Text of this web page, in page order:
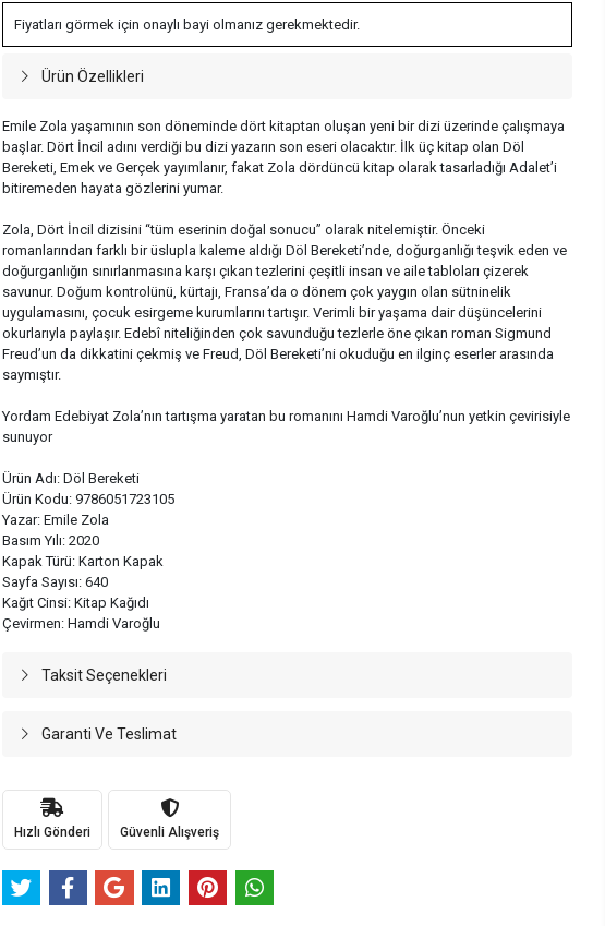
Fiyatları görmek için onaylı bayi olmanız gerekmektedir.
Ürün Özellikleri
Emile Zola yaşamının son döneminde dört kitaptan oluşan yeni bir dizi üzerinde çalışmaya
başlar. Dört İncil adını verdiği bu dizi yazarın son eseri olacaktır. İlk üç kitap olan Döl
Bereketi, Emek ve Gerçek yayımlanır, fakat Zola dördüncü kitap olarak tasarladığı Adalet’i
bitiremeden hayata gözlerini yumar.
Zola, Dört İncil dizisini “tüm eserinin doğal sonucu” olarak nitelemiştir. Önceki
romanlarından farklı bir üslupla kaleme aldığı Döl Bereketi’nde, doğurganlığı teşvik eden ve
doğurganlığın sınırlanmasına karşı çıkan tezlerini çeşitli insan ve aile tabloları çizerek
savunur. Doğum kontrolünü, kürtajı, Fransa’da o dönem çok yaygın olan sütninelik
uygulamasını, çocuk esirgeme kurumlarını tartışır. Verimli bir yaşama dair düşüncelerini
okurlarıyla paylaşır. Edebî niteliğinden çok savunduğu tezlerle öne çıkan roman Sigmund
Freud’un da dikkatini çekmiş ve Freud, Döl Bereketi’ni okuduğu en ilginç eserler arasında
saymıştır.
Yordam Edebiyat Zola’nın tartışma yaratan bu romanını Hamdi Varoğlu’nun yetkin çevirisiyle
sunuyor
Ürün Adı: Döl Bereketi
Ürün Kodu: 9786051723105
Yazar: Emile Zola
Basım Yılı: 2020
Kapak Türü: Karton Kapak
Sayfa Sayısı: 640
Kağıt Cinsi: Kitap Kağıdı
Çevirmen: Hamdi Varoğlu
Taksit Seçenekleri
Garanti Ve Teslimat
Hızlı Gönderi Güvenli Alışveriş